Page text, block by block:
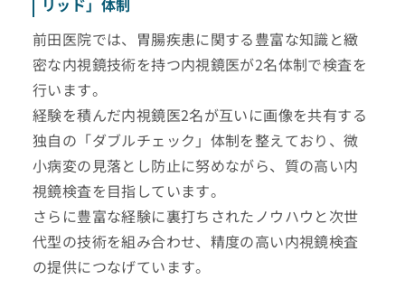
リッド」体制
前田医院では、胃腸疾患に関する豊富な知識と緻
密な内視鏡技術を持つ内視鏡医が2名体制で検査を
行います。
経験を積んだ内視鏡医2名が互いに画像を共有する
独自の「ダブルチェック」体制を整えており、微
小病変の見落とし防止に努めながら、質の高い内
視鏡検査を目指しています。
さらに豊富な経験に裏打ちされたノウハウと次世
代型の技術を組み合わせ、精度の高い内視鏡検査
の提供につなげています。